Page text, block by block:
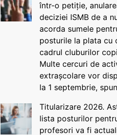
într-o petiție,
deciziei ISMB de a
acorda sumele
posturile la plata cu
cadrul cluburilor
Multe cercuri de
extrașcolare vor
la 1 septembrie,
Titularizare 2026.
lista posturilor
profesori va fi